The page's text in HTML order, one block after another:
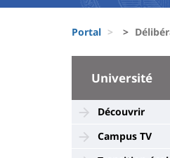
Block
liste
des
d'Ariane
Portal
University
Sidebar
Université
Découvrir
Campus TV